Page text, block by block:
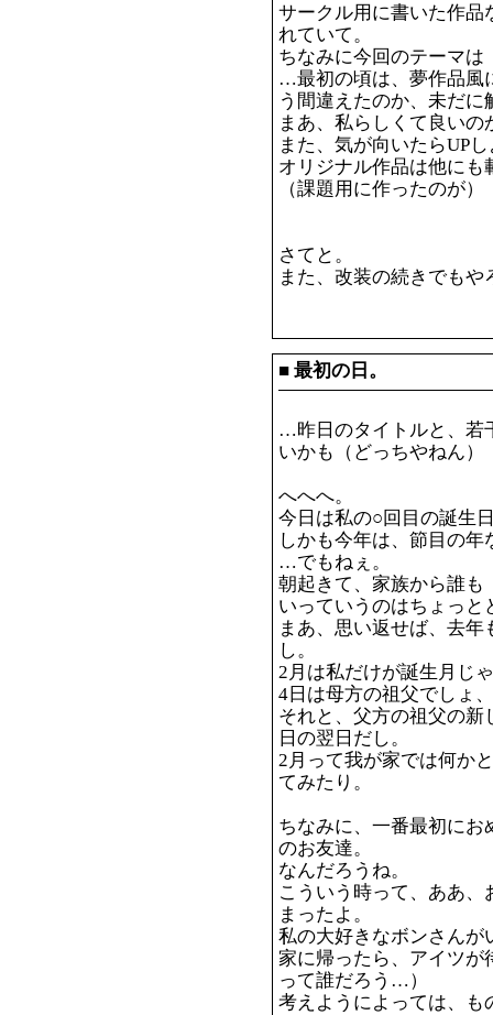
サークル用に書いた作品
れていて。
ちなみに今回のテーマは
…最初の頃は、夢作品風
う間違えたのか、未だ
まあ、私らしくて良い
また、気が向いたらUP
オリジナル作品は他にも
（課題用に作ったのが）
さてと。
また、改装の続きでもや
■ 最初の日。
…昨日のタイトルと、若
いかも（どっちやねん）
へへへ。
今日は私の○回目の誕生
しかも今年は、節目の
…でもねぇ。
朝起きて、家族から誰も
いっていうのはちょっと
まあ、思い返せば、去
し。
2月は私だけが誕生月じ
4日は母方の祖父でしょ
それと、父方の祖父の新
日の翌日だし。
2月って我が家では何か
てみたり。
ちなみに、一番最初にお
のお友達。
なんだろうね。
こういう時って、ああ
まったよ。
私の大好きなボンさんが
家に帰ったら、アイツが
って誰だろう…）
考えようによっては、も